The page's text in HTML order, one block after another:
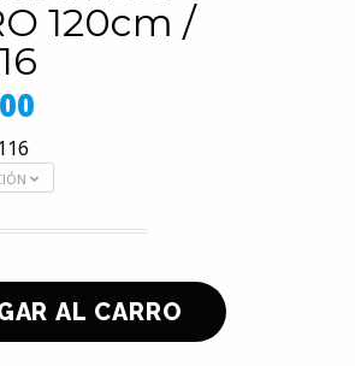
120cm /